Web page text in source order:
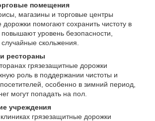
помещения
магазины и торговые центры
дорожки помогают сохранить чистоту в
уровень безопасности,
скольжения.
рестораны
грязезащитные дорожки
роль в поддержании чистоты и
особенно в зимний период,
могут попадать на пол.
учреждения
грязезащитные дорожки